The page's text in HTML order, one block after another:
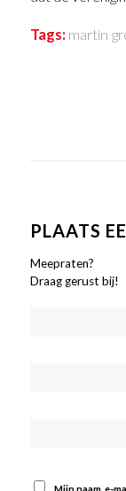
Tags: martin
PLAATS
Meepraten?
Draag gerust bij!